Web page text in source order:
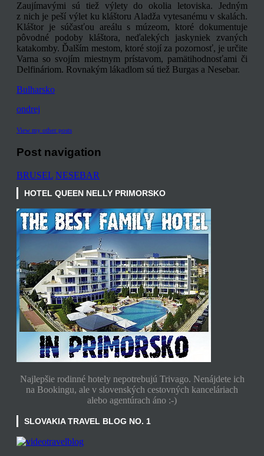
Zaujímavými sú tiež výlety do okolia letoviska. Jedným
z nich je peší výlet ku kláštoru Aladža vytesanému v skalách.
Kláštor je súčasťou areálu s múzeom, ktoré dokumentuje
pôvodné podoby kláštora, neďalekých jaskyniek zvaných
katakomby. Ďalším mestom, ktoré stojí za pozornosť, je určite
Varna so svojím miestnym prístavom, pamätihodnosťami či
Delfináriom. Rovnakým lákadlom sú tiež Burgas a Nesebar.
Bulharsko
ondrej
View my other posts
Post navigation
BRUSEL NESEBAR
HOTEL QUEEN NELLY PRIMORSKO
Najlepšie rodinné hotely nepotrebujú Trivago. Nenájdete ich
na Bookingu, ale v slovenských cestovných kanceláriach
alebo agentúrach áno :-)
SLOVAKIA TRAVEL BLOG NO. 1